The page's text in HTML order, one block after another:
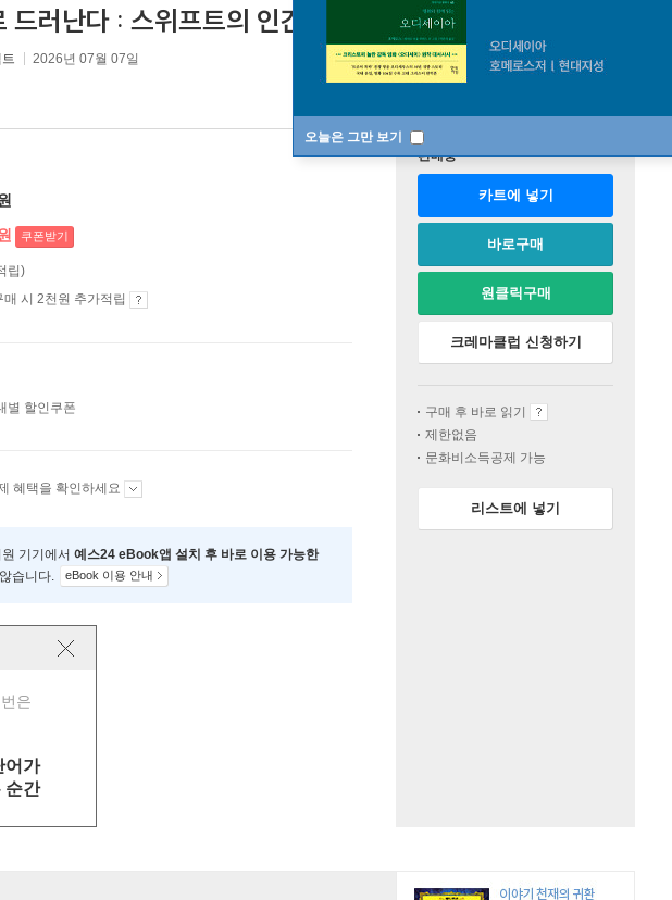
오늘은 그만 보기
드러난다 : 스위프트의 인간 이해 20문장 [ EPUB ]
2026년 07월 07일
쿠폰받기
립)
시 2천원 추가적립
별 할인쿠폰
혜택을 확인하세요
기기에서 예스24 eBook앱 설치 후 바로 이용 가능한
습니다. eBook 이용 안내
은
어가
순간
판매중
카트에 넣기
바로구매
원클릭구매
크레마클럽 신청하기
구매 후 바로 읽기
제한없음
문화비소득공제 가능
리스트에 넣기